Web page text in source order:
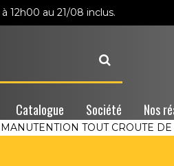
12h00 au 21/08 inclus.
Catalogue Société Nos
TOUT CROUTE